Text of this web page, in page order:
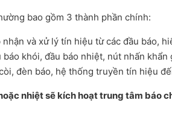
bao gồm 3 thành phần chính:
nhận và xử lý tín hiệu từ các đầu báo,
báo khói, đầu báo nhiệt, nút nhấn
đèn báo, hệ thống truyền tín hiệu
nhiệt sẽ kích hoạt trung tâm báo